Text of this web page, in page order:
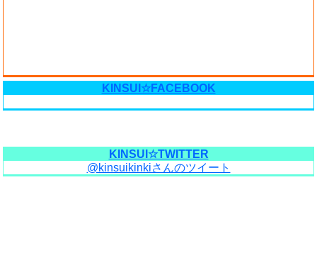
KINSUI☆FACEBOOK
KINSUI☆TWITTER
@kinsuikinkiさんのツイート